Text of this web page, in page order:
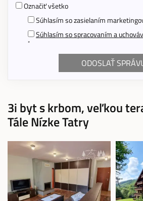
3i byt s krbom, veľkou
Tále Nízke Tatry
Označiť všetko
Súhlasím so zasielaním
Súhlasím so spracovaním a
*